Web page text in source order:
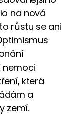
na nová
růstu se ani
nemoci
která
a
zemí.